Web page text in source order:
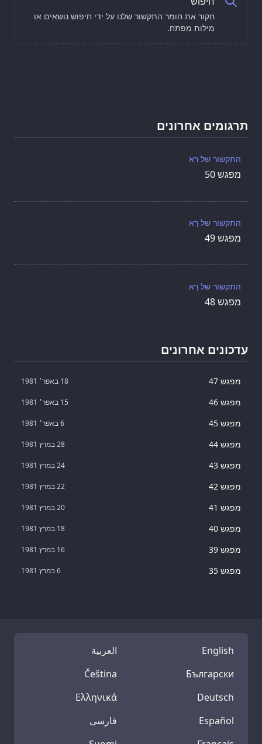
חקור את חומר התקשור שלנו על ידי חיפוש נושאים או
מילות מפתח.
תרגומים אחרונים
התקשור של רַא
מפגש 50
התקשור של רַא
מפגש 49
התקשור של רַא
מפגש 48
עדכונים אחרונים
מפגש 47 18 באפר׳ 1981
מפגש 46 15 באפר׳ 1981
מפגש 45 6 באפר׳ 1981
מפגש 44 28 במרץ 1981
מפגש 43 24 במרץ 1981
מפגש 42 22 במרץ 1981
מפגש 41 20 במרץ 1981
מפגש 40 18 במרץ 1981
מפגש 39 16 במרץ 1981
מפגש 35 6 במרץ 1981
English
العربية
Български
Čeština
Deutsch
Ελληνικά
Español
فارسی